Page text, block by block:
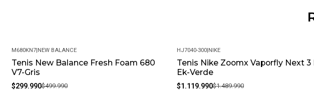
-40%
M680KN7|NEW BALANCE
Tenis New Balance Fresh Foam 680
V7-Gris
$299.990$499.990
-25%
HJ7040-300|NIKE
Tenis Nike Zoomx Vaporfly Next 3
Ek-Verde
$1.119.990$1.489.990